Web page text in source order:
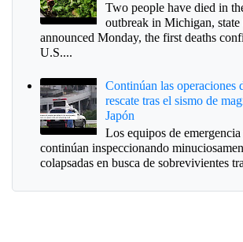
Two people have died in
outbreak in Michigan,
announced Monday, the first deaths
U.S....
Continúan las operaciones
rescate tras el sismo de
Japón
Los equipos de emergencia
continúan inspeccionando
colapsadas en busca de sobrevivientes